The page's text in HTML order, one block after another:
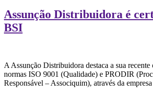
Assunção Distribuidora é
BSI
A Assunção Distribuidora destaca a sua recente
normas ISO 9001 (Qualidade) e PRODIR
Responsável – Associquim), através da